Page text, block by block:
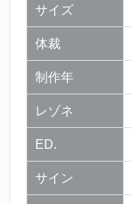
サイズ
体裁
制作年
レゾネ
ED.
サイン